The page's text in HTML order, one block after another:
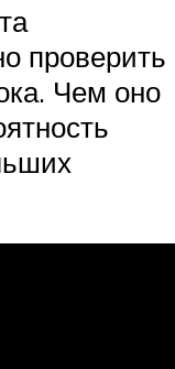
проверить
Чем оно